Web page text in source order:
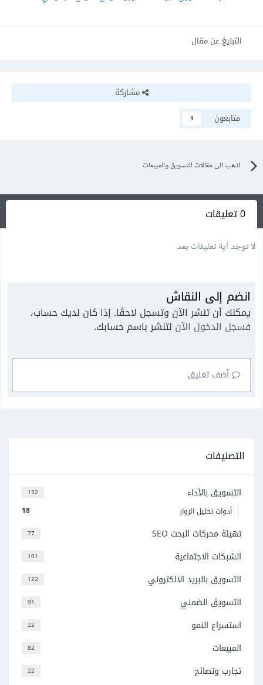
التبليغ عن مقال
مشاركة
متابعون
1
اذهب الى مقالات التسويق والمبيعات
0 تعليقات
لا توجد أية تعليقات بعد
انضم إلى النقاش
يمكنك أن تنشر الآن وتسجل لاحقًا. إذا كان لديك حساب،
فسجل الدخول الآن لتنشر باسم حسابك.
أضف تعليق
التصنيفات
132 التسويق بالأداء
18 أدوات تحليل الزوار
77 تهيئة محركات البحث SEO
101 الشبكات الاجتماعية
122 التسويق بالبريد الالكتروني
91 التسويق الضمني
22 استسراع النمو
82 المبيعات
22 تجارب ونصائح